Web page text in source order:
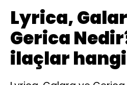
Lyrica,
Gerica
ilaçlar